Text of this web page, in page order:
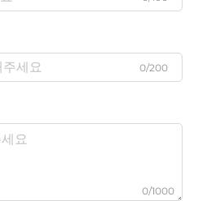
0/200
0/1000